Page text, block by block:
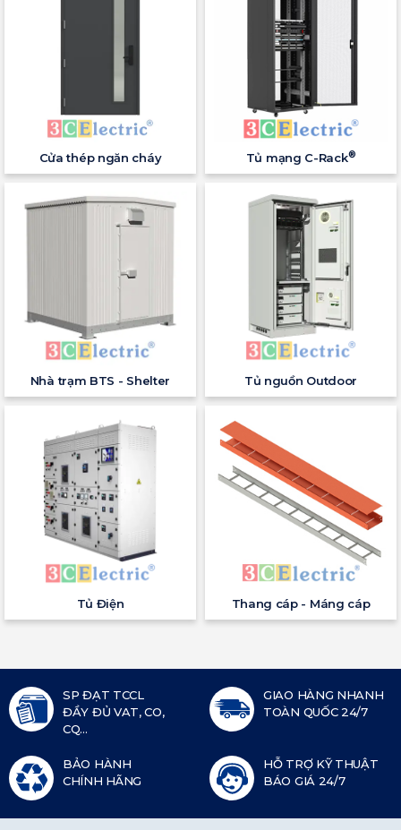
Cửa thép ngăn cháy Tủ mạng C-Rack®
Nhà trạm BTS - Shelter Tủ nguồn Outdoor
Tủ Điện Thang cáp - Máng cáp
SP ĐẠT TCCL
ĐẦY ĐỦ VAT, CO,
CQ...
GIAO HÀNG NHANH
TOÀN QUỐC 24/7
BẢO HÀNH
CHÍNH HÃNG
HỖ TRỢ KỸ THUẬT
BÁO GIÁ 24/7